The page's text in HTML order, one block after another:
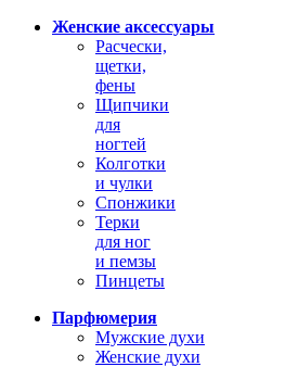
Женские аксессуары
Расчески,
щетки,
фены
Щипчики
для
ногтей
Колготки
и чулки
Спонжики
Терки
для ног
и пемзы
Пинцеты
Парфюмерия
Мужские духи
Женские духи